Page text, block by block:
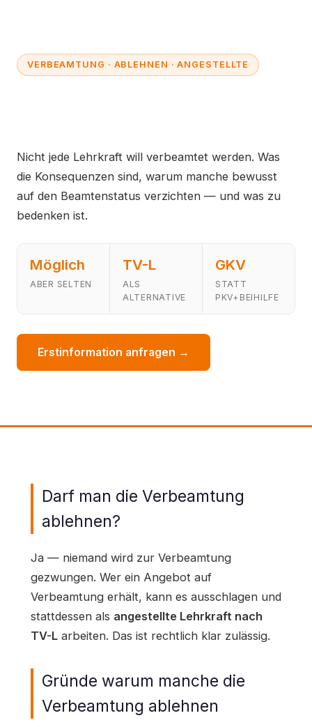
VERBEAMTUNG · ABLEHNEN · ANGESTELLTE
Nicht jede Lehrkraft will verbeamtet werden. Was
die Konsequenzen sind, warum manche bewusst
auf den Beamtenstatus verzichten — und was zu
bedenken ist.
Möglich
ABER SELTEN
TV-L
ALS
ALTERNATIVE
GKV
STATT
PKV+BEIHILFE
Erstinformation anfragen →
Darf man die Verbeamtung
ablehnen?
Ja — niemand wird zur Verbeamtung
gezwungen. Wer ein Angebot auf
Verbeamtung erhält, kann es ausschlagen und
stattdessen als angestellte Lehrkraft nach
TV-L arbeiten. Das ist rechtlich klar zulässig.
Gründe warum manche die
Verbeamtung ablehnen